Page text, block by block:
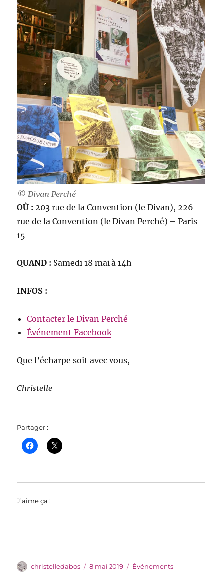
© Divan Perché
OÙ : 203 rue de la Convention (le Divan), 226
rue de la Convention (le Divan Perché) – Paris
15
QUAND : Samedi 18 mai à 14h
INFOS :
Contacter le Divan Perché
Événement Facebook
Que l’écharpe soit avec vous,
Christelle
Partager :
J’aime ça :
Auteur
christelledabos
Publié
8 mai 2019 Catégories
Événements